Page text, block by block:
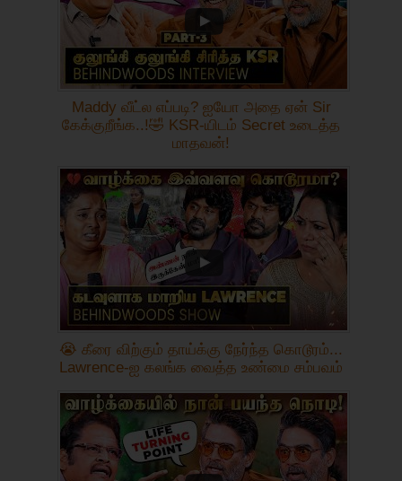
Maddy வீட்ல எப்படி? ஐயோ அதை ஏன் Sir
கேக்குறீங்க..!🤣 KSR-யிடம் Secret உடைத்த
மாதவன்!
😭 கீரை விற்கும் தாய்க்கு நேர்ந்த கொடூரம்...
Lawrence-ஐ கலங்க வைத்த உண்மை சம்பவம்